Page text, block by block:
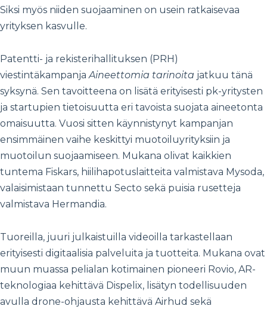
Siksi myös niiden suojaaminen on usein ratkaisevaa
yrityksen kasvulle.
Patentti- ja rekisterihallituksen (PRH)
viestintäkampanja Aineettomia tarinoita jatkuu tänä
syksynä. Sen tavoitteena on lisätä erityisesti pk-yritysten
ja startupien tietoisuutta eri tavoista suojata aineetonta
omaisuutta. Vuosi sitten käynnistynyt kampanjan
ensimmäinen vaihe keskittyi muotoiluyrityksiin ja
muotoilun suojaamiseen. Mukana olivat kaikkien
tuntema Fiskars, hiilihapotuslaitteita valmistava Mysoda,
valaisimistaan tunnettu Secto sekä puisia rusetteja
valmistava Hermandia.
Tuoreilla, juuri julkaistuilla videoilla tarkastellaan
erityisesti digitaalisia palveluita ja tuotteita. Mukana ovat
muun muassa pelialan kotimainen pioneeri Rovio, AR-
teknologiaa kehittävä Dispelix, lisätyn todellisuuden
avulla drone-ohjausta kehittävä Airhud sekä